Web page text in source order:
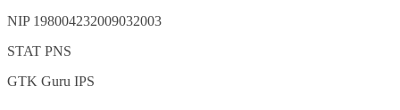
NIP 198004232009032003
STAT PNS
GTK Guru IPS